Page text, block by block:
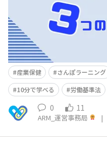
産業保健 さんぽラーニング
10分で学べる
労働基準法
0 11
ARM_運営事務局 |